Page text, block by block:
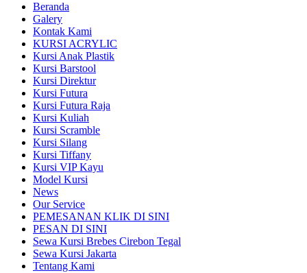
Beranda
Galery
Kontak Kami
KURSI ACRYLIC
Kursi Anak Plastik
Kursi Barstool
Kursi Direktur
Kursi Futura
Kursi Futura Raja
Kursi Kuliah
Kursi Scramble
Kursi Silang
Kursi Tiffany
Kursi VIP Kayu
Model Kursi
News
Our Service
PEMESANAN KLIK DI SINI
PESAN DI SINI
Sewa Kursi Brebes Cirebon Tegal
Sewa Kursi Jakarta
Tentang Kami